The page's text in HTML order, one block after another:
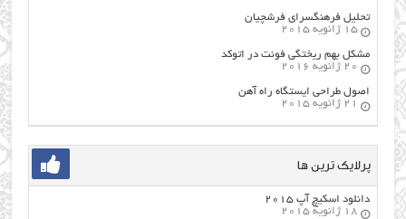
تحلیل فرهنگسرای فرشچیان
15 ژانویه 2015
مشکل بهم ریختگی فونت در اتوکد
20 ژانویه 2016
اصول طراحي ایستگاه راه آهن
21 ژانویه 2015
پرلایک ترین ها
دانلود اسکیچ آپ ۲۰۱۵
18 ژانویه 2015